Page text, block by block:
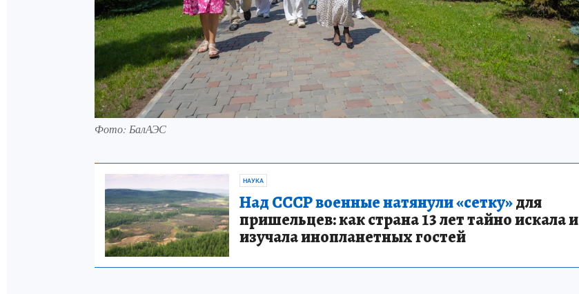
Фото: БалАЭС
НАУКА
Над СССР военные натянули «сетку»для
пришельцев: как страна 13 лет тайно искала и
изучала инопланетных гостей